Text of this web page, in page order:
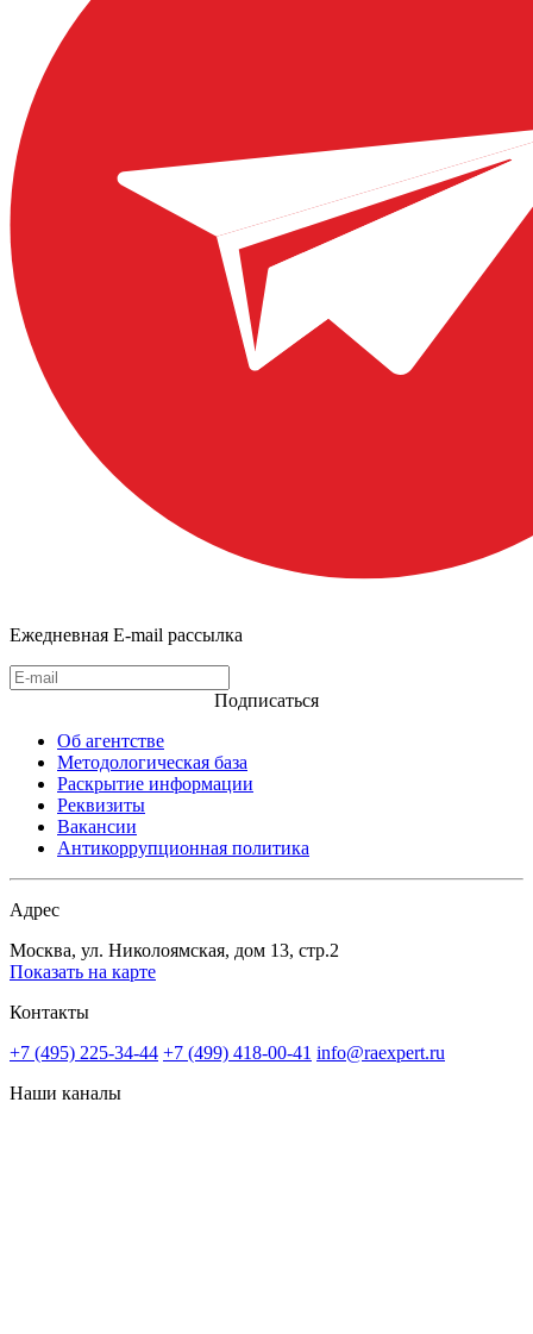
Ежедневная E-mail рассылка
Подписаться
Об агентстве
Методологическая база
Раскрытие информации
Реквизиты
Вакансии
Антикоррупционная политика
Адрес
Москва, ул. Николоямская, дом 13, стр.2
Показать на карте
Контакты
+7 (495) 225-34-44 +7 (499) 418-00-41 info@raexpert.ru
Наши каналы